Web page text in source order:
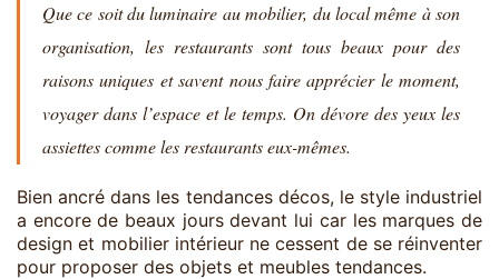
Que ce soit du luminaire au mobilier, du local même à son
organisation, les restaurants sont tous beaux pour des
raisons uniques et savent nous faire apprécier le moment,
voyager dans l’espace et le temps. On dévore des yeux les
assiettes comme les restaurants eux-mêmes.
Bien ancré dans les tendances décos, le style industriel
a encore de beaux jours devant lui car les marques de
design et mobilier intérieur ne cessent de se réinventer
pour proposer des objets et meubles tendances.